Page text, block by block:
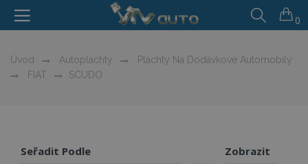
0
Úvod Autoplachty
Plachty Na Dodávkové Automobily
FIAT
SCUDO
Seřadit Podle Zobrazit